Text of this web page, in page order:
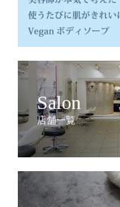
Salon
店舗一覧